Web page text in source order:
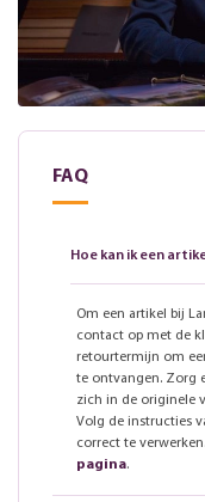
FAQ
Hoe kan ik een
Om een artikel bij
contact op met de
retourtermijn om
te ontvangen. Zorg
zich in de originele
Volg de instructies
correct te
pagina.